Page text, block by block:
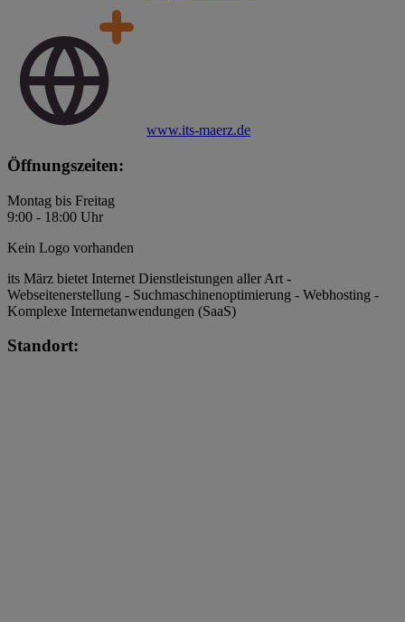
www.its-maerz.de
Öffnungszeiten:
Montag bis Freitag
9:00 - 18:00 Uhr
Kein Logo vorhanden
its März bietet Internet Dienstleistungen aller Art -
Webseitenerstellung - Suchmaschinenoptimierung - Webhosting -
Komplexe Internetanwendungen (SaaS)
Standort: